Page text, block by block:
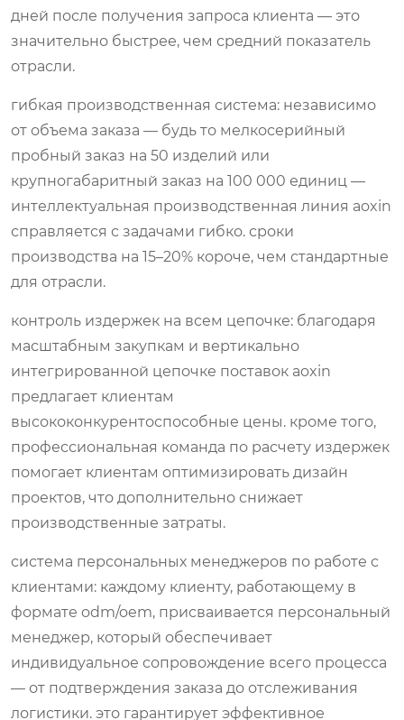
дней после получения запроса клиента — это
значительно быстрее, чем средний показатель
отрасли.
гибкая производственная система: независимо
от объема заказа — будь то мелкосерийный
пробный заказ на 50 изделий или
крупногабаритный заказ на 100 000 единиц —
интеллектуальная производственная линия aoxin
справляется с задачами гибко. сроки
производства на 15–20% короче, чем стандартные
для отрасли.
контроль издержек на всем цепочке: благодаря
масштабным закупкам и вертикально
интегрированной цепочке поставок aoxin
предлагает клиентам
высококонкурентоспособные цены. кроме того,
профессиональная команда по расчету издержек
помогает клиентам оптимизировать дизайн
проектов, что дополнительно снижает
производственные затраты.
система персональных менеджеров по работе с
клиентами: каждому клиенту, работающему в
формате odm/oem, присваивается персональный
менеджер, который обеспечивает
индивидуальное сопровождение всего процесса
— от подтверждения заказа до отслеживания
логистики. это гарантирует эффективное